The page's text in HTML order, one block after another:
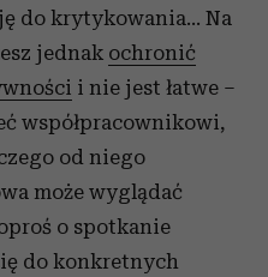
do krytykowania… Na
jednak ochronić
i nie jest łatwe –
współpracownikowi,
od niego
może wyglądać
o spotkanie
do konkretnych